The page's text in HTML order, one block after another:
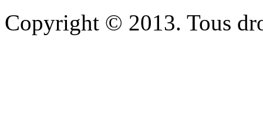
Copyright © 2013. Tous